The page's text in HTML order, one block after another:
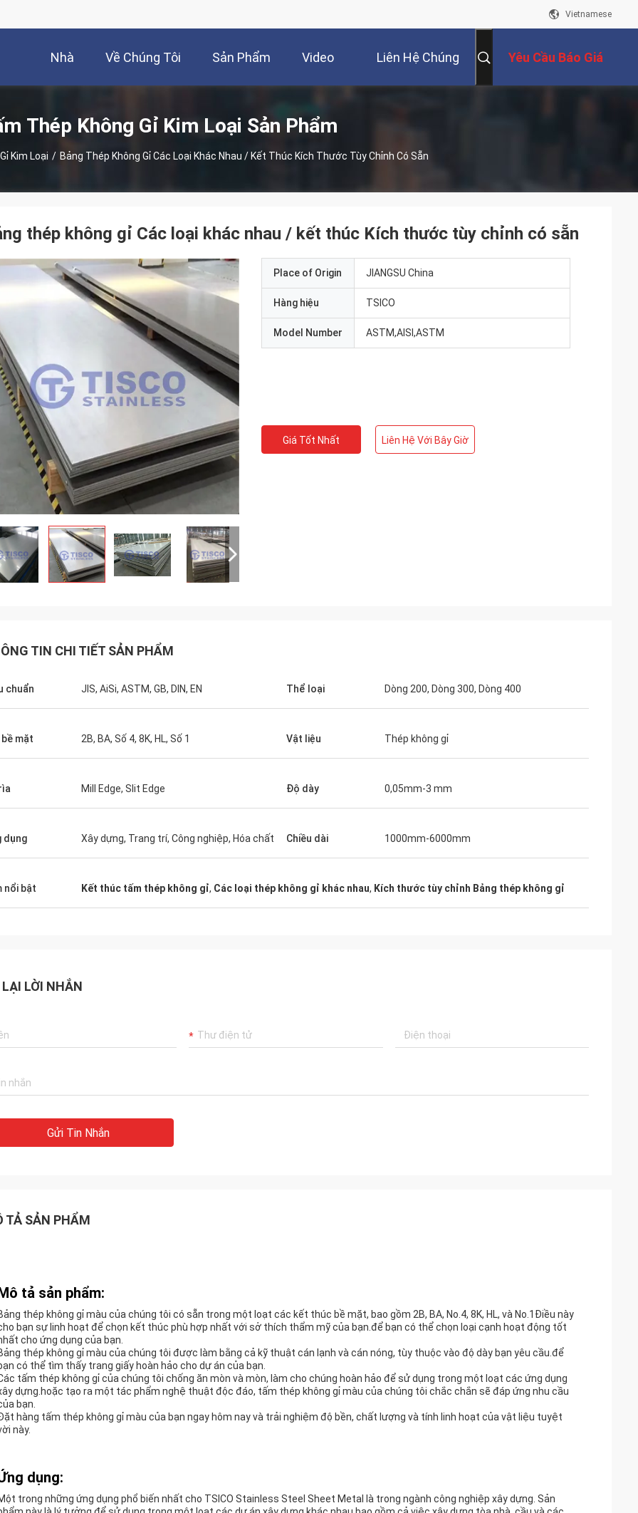
Vietnamese
Nhà Về Chúng Tôi Sản Phẩm Video Liên Hệ Chúng Yêu Cầu Báo Giá
Thép Không Gỉ Kim Loại Sản Phẩm
Kim Loại / Bảng Thép Không Gỉ Các Loại Khác Nhau / Kết Thúc Kích Thước Tùy Chỉnh Có Sẵn
thép không gỉ Các loại khác nhau / kết thúc Kích thước tùy chỉnh có sẵn
Place of Origin JIANGSU China
Hàng hiệu TSICO
Model Number ASTM,AISI,ASTM
Giá Tốt Nhất Liên Hệ Với Bây Giờ
TIN CHI TIẾT SẢN PHẨM
chuẩn JIS, AiSi, ASTM, GB, DIN, EN Thể loại Dòng 200, Dòng 300, Dòng 400
mặt 2B, BA, Số 4, 8K, HL, Số 1 Vật liệu Thép không gỉ
Mill Edge, Slit Edge Độ dày 0,05mm-3 mm
dụng Xây dựng, Trang trí, Công nghiệp, Hóa chất Chiều dài 1000mm-6000mm
nổi bật Kết thúc tấm thép không gỉ, Các loại thép không gỉ khác nhau, Kích thước tùy chỉnh Bảng thép không gỉ
LỜI NHẮN
Gửi Tin Nhắn
TẢ SẢN PHẨM
tả sản phẩm:
thép không gỉ màu của chúng tôi có sẵn trong một loạt các kết thúc bề mặt, bao gồm 2B, BA, No.4, 8K, HL, và No.1Điều này
bạn sự linh hoạt để chọn kết thúc phù hợp nhất với sở thích thẩm mỹ của bạn.để bạn có thể chọn loại cạnh hoạt động tốt
cho ứng dụng của bạn.
thép không gỉ màu của chúng tôi được làm bằng cả kỹ thuật cán lạnh và cán nóng, tùy thuộc vào độ dày bạn yêu cầu.để
có thể tìm thấy trang giấy hoàn hảo cho dự án của bạn.
tấm thép không gỉ của chúng tôi chống ăn mòn và mòn, làm cho chúng hoàn hảo để sử dụng trong một loạt các ứng dụng
dựng.hoặc tạo ra một tác phẩm nghệ thuật độc đáo, tấm thép không gỉ màu của chúng tôi chắc chắn sẽ đáp ứng nhu cầu
bạn.
hàng tấm thép không gỉ màu của bạn ngay hôm nay và trải nghiệm độ bền, chất lượng và tính linh hoạt của vật liệu tuyệt
này.
dụng:
trong những ứng dụng phổ biến nhất cho TSICO Stainless Steel Sheet Metal là trong ngành công nghiệp xây dựng. Sản